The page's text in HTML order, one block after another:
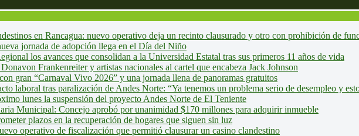
en Rancagua: nuevo operativo deja un recinto clausurado y otro con prohibición de
jornada de adopción llega en el Día del Niño
los avances que consolidan a la Universidad Estatal tras sus primeros 11 años de vida
Frankenreiter y artistas nacionales al cartel que encabeza Jack Johnson
gran “Carnaval Vivo 2026” y una jornada llena de panoramas gratuitos
laboral tras paralización de Andes Norte: “Ya tenemos un problema serio de desempleo y
lunes la suspensión del proyecto Andes Norte de El Teniente
Municipal: Concejo aprobó por unanimidad $170 millones para adquirir inmueble
plazos en la recuperación de hogares que siguen sin luz
operativo de fiscalización que permitió clausurar un casino clandestino